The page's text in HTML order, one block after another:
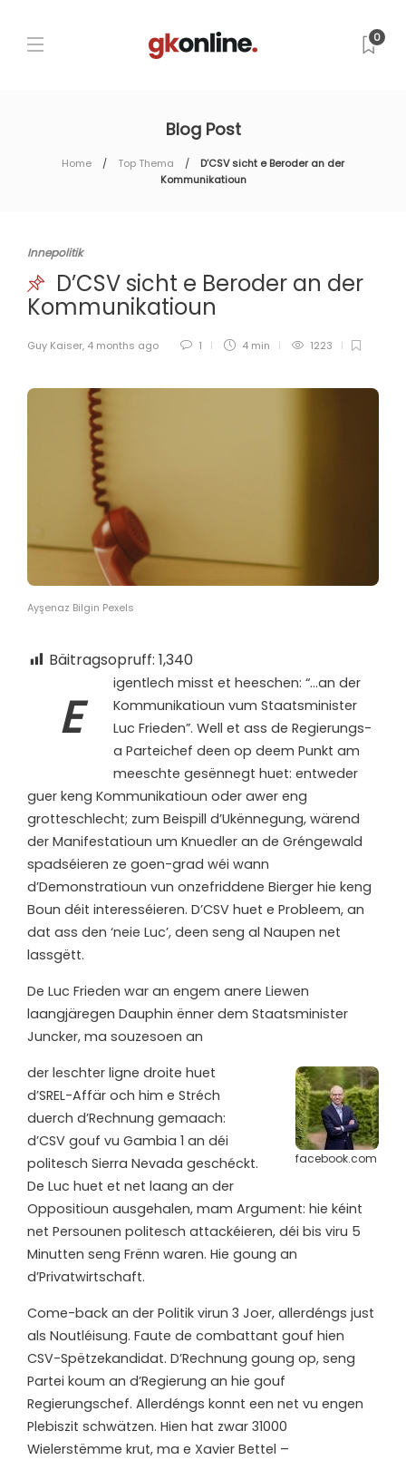
0
Blog Post
Home Top Thema
D’CSV sicht e Beroder an der
Kommunikatioun
Innepolitik
D’CSV sicht e Beroder an der
Kommunikatioun
Guy Kaiser, 4 months ago 1 4 min 1223
Ayşenaz Bilgin Pexels
Bäitragsopruff: 1,340
E
igentlech misst et heeschen: “…an der
Kommunikatioun vum Staatsminister
Luc Frieden”. Well et ass de Regierungs-
a Parteichef deen op deem Punkt am
meeschte gesënnegt huet: entweder
guer keng Kommunikatioun oder awer eng
grotteschlecht; zum Beispill d’Ukënnegung, wärend
der Manifestatioun um Knuedler an de Gréngewald
spadséieren ze goen-grad wéi wann
d’Demonstratioun vun onzefriddene Bierger hie keng
Boun déit interesséieren. D’CSV huet e Probleem, an
dat ass den ‘neie Luc’, deen seng al Naupen net
lassgëtt.
De Luc Frieden war an engem anere Liewen
laangjäregen Dauphin ënner dem Staatsminister
Juncker, ma souzesoen an
facebook.com
der leschter ligne droite huet
d’SREL-Affär och him e Stréch
duerch d’Rechnung gemaach:
d’CSV gouf vu Gambia 1 an déi
politesch Sierra Nevada geschéckt.
De Luc huet et net laang an der
Oppositioun ausgehalen, mam Argument: hie kéint
net Persounen politesch attackéieren, déi bis viru 5
Minutten seng Frënn waren. Hie goung an
d’Privatwirtschaft.
Come-back an der Politik virun 3 Joer, allerdéngs just
als Noutléisung. Faute de combattant gouf hien
CSV-Spëtzekandidat. D’Rechnung goung op, seng
Partei koum an d’Regierung an hie gouf
Regierungschef. Allerdéngs konnt een net vu engen
Plebiszit schwätzen. Hien hat zwar 31000
Wielerstëmme krut, ma e Xavier Bettel –